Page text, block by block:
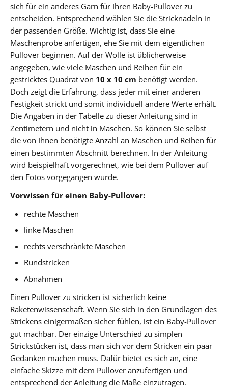
sich für ein anderes Garn für Ihren Baby-Pullover zu
entscheiden. Entsprechend wählen Sie die Stricknadeln in
der passenden Größe. Wichtig ist, dass Sie eine
Maschenprobe anfertigen, ehe Sie mit dem eigentlichen
Pullover beginnen. Auf der Wolle ist üblicherweise
angegeben, wie viele Maschen und Reihen für ein
gestricktes Quadrat von 10 x 10 cm benötigt werden.
Doch zeigt die Erfahrung, dass jeder mit einer anderen
Festigkeit strickt und somit individuell andere Werte erhält.
Die Angaben in der Tabelle zu dieser Anleitung sind in
Zentimetern und nicht in Maschen. So können Sie selbst
die von Ihnen benötigte Anzahl an Maschen und Reihen für
einen bestimmten Abschnitt berechnen. In der Anleitung
wird beispielhaft vorgerechnet, wie bei dem Pullover auf
den Fotos vorgegangen wurde.
Vorwissen für einen Baby-Pullover:
rechte Maschen
linke Maschen
rechts verschränkte Maschen
Rundstricken
Abnahmen
Einen Pullover zu stricken ist sicherlich keine
Raketenwissenschaft. Wenn Sie sich in den Grundlagen des
Strickens einigermaßen sicher fühlen, ist ein Baby-Pullover
gut machbar. Der einzige Unterschied zu simplen
Strickstücken ist, dass man sich vor dem Stricken ein paar
Gedanken machen muss. Dafür bietet es sich an, eine
einfache Skizze mit dem Pullover anzufertigen und
entsprechend der Anleitung die Maße einzutragen.